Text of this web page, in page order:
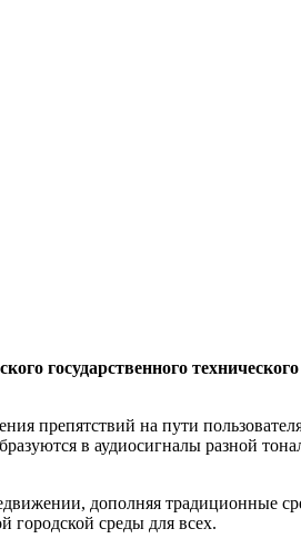
государственного
препятствий на пути
в аудиосигналы разной
дополняя традиционные
городской среды для всех.